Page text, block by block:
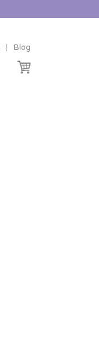
Blog